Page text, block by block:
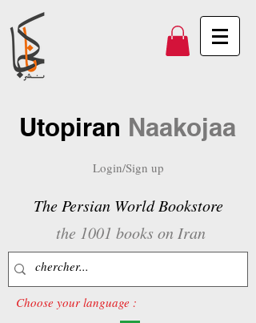
Utopiran Naakojaa
Login/Sign up
The Persian World Bookstore
the 1001 books on Iran
Choose your language :